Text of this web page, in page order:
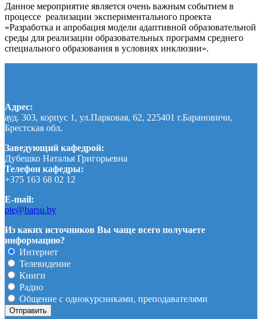
Данное мероприятие является очень важным событием в
процессе реализации экспериментального проекта
«Разработка и апробация модели адаптивной образовательной
среды для реализации образовательных программ среднего
специального образования в условиях инклюзии».
Адрес:
ауд. 303, корпус 1, ул.Парковая, 62, 225401 г.Барановичи,
Брестская обл.
Заведующий кафедрой:
Дубешко Наталья Григорьевна
Телефон кафедры:
+375 163 68 02 12
E-mail:
pte@barsu.by
Из каких источников Вы чаще всего получаете
информацию?
Интернет
Телевидение
Книги
Радио
Общение с однокурсниками, преподавателями